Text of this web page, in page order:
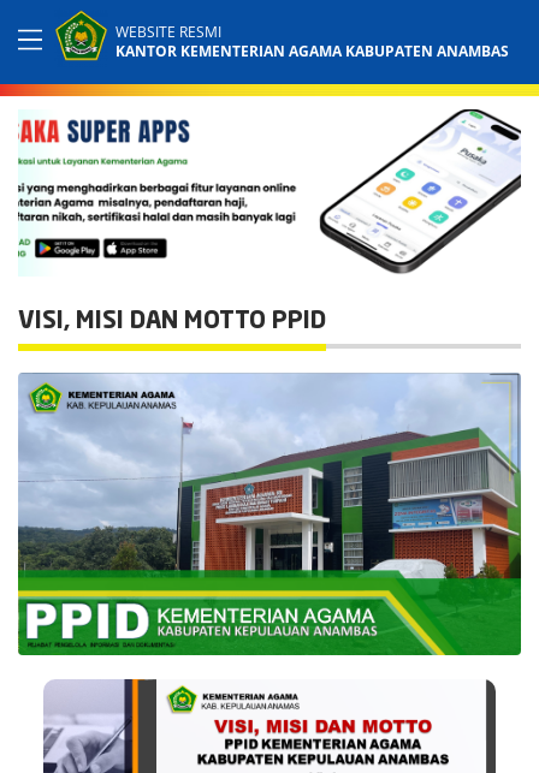
WEBSITE RESMI
KANTOR KEMENTERIAN AGAMA KABUPATEN ANAMBAS
VISI, MISI DAN MOTTO PPID